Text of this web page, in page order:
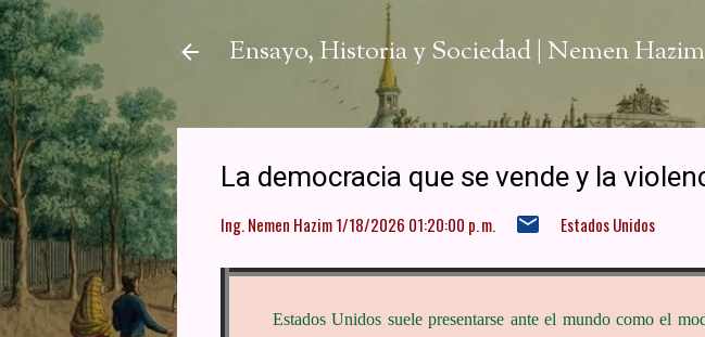
Ensayo, Historia y Sociedad | Nemen Hazim
La democracia que se vende y la
Ing. Nemen Hazim1/18/2026 01:20:00 p. m. Estados Unidos
Estados Unidos suele presentarse ante el mundo como el